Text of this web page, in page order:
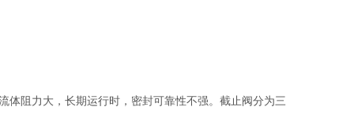
阻力大，长期运行时，密封可靠性不强。截止阀分为三